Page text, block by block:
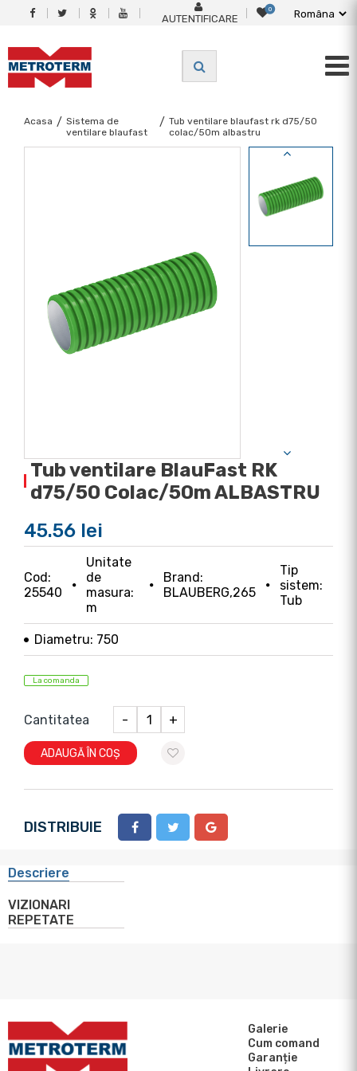
AUTENTIFICARE
0
Acasa / Sistema de
ventilare blaufast
/ Tub ventilare blaufast rk d75/50
colac/50m albastru
Tub ventilare BlauFast RK
d75/50 Colac/50m ALBASTRU
45.56 lei
Cod:
25540
Unitate
de
masura:
m
Brand:
BLAUBERG,265
Tip
sistem:
Tub
Diametru: 750
La comanda
Cantitatea - +
ADAUGĂ ÎN COȘ
DISTRIBUIE
Descriere
VIZIONARI
REPETATE
Galerie
Cum comand
Garanție